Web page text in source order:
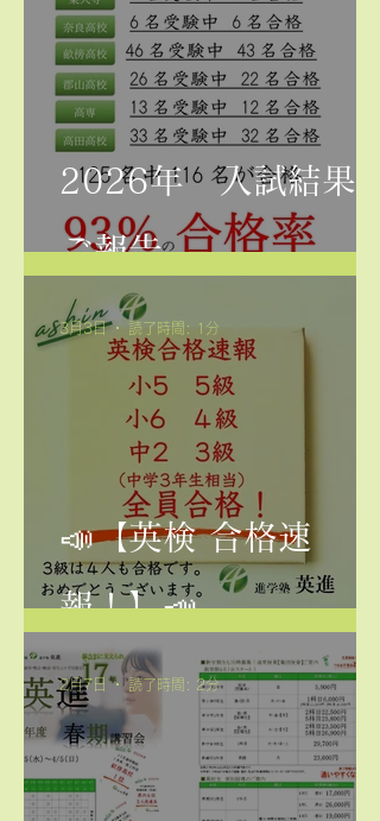
2026年 入試結果の
ご報告
📣【英検 合格速
報！】📣
3月3日 読了時間: 1分
2月7日 読了時間: 2分